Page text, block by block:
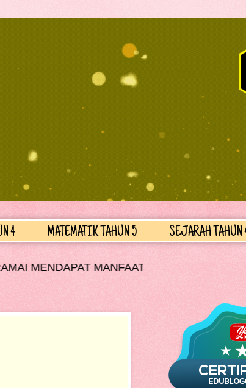
4 MATEMATIK TAHUN 5 SEJARAH TAHUN
MANFAATNYA......................................